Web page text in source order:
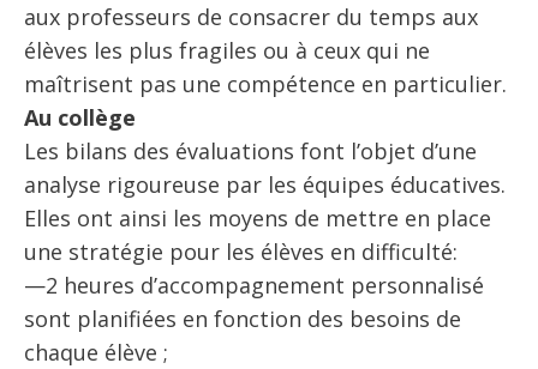
aux professeurs de consacrer du temps aux
élèves les plus fragiles ou à ceux qui ne
maîtrisent pas une compétence en particulier.
Au collège
Les bilans des évaluations font l’objet d’une
analyse rigoureuse par les équipes éducatives.
Elles ont ainsi les moyens de mettre en place
une stratégie pour les élèves en difficulté­:
—2 heures d’accompagnement personnalisé
sont planifiées en fonction des besoins de
chaque élève ;